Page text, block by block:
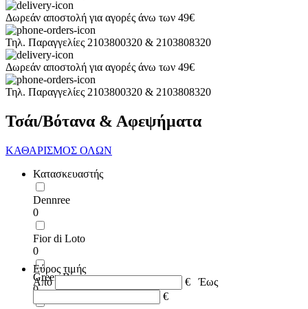
Δωρεάν αποστολή για αγορές άνω των 49€
Τηλ. Παραγγελίες 2103800320 & 2103808320
Δωρεάν αποστολή για αγορές άνω των 49€
Τηλ. Παραγγελίες 2103800320 & 2103808320
Τσάι/Βότανα & Αφεψήματα
ΚΑΘΑΡΙΣΜΟΣ ΟΛΩΝ
Κατασκευαστής
Dennree
0
Fior di Loto
0
Green Bay
0
Εύρος τιμής
Από
€
Έως
€